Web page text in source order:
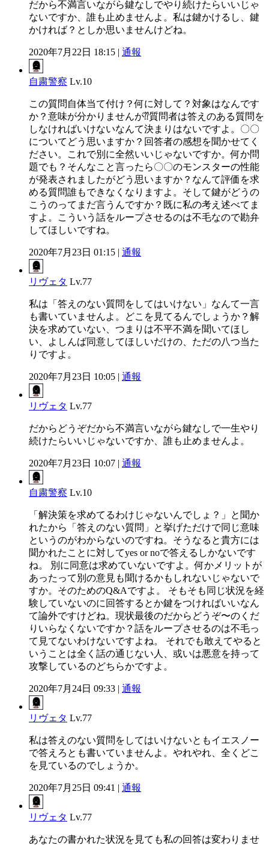
だから不満言いながら鍵なしでやり続けたらいいじゃ
ないですか、誰も止めませんよ。私は鍵かけるし、鍵
かければ？としか思いませんけどね。
2020年7月22日 18:15 | 通報
自粛警察 Lv.10
この質問自体当て付け？何に対して？対象はなんです
か？意味が分かりませんが⁇質問者は答えのある質問を
しなければいけないなんて決まりはないですよ。〇〇
についてどう思いますか？回答者の感想を聞かせてく
ださい。これで別に全然いいじゃないですか。何か問
題でも？そんなこと言ったら〇〇のモンスターの性能
が発表されましたがどう思いますか？なんて評価を求
める質問誰もできなくなりますよ。そして鍵がどうの
こうのってまだ言うんですか？既に私の考え述べてま
すよ。こういう話をループさせるのは不毛なので勘弁
してほしいですね。
2020年7月23日 01:15 | 通報
リヴェタ Lv.77
私は「答えのない質問をしてはいけない」なんて一言
も書いていませんよ。どこを見てるんでしょうか？解
決を求めていない、つまりは不平不満を聞いてほし
い、よしんば同意してほしいだけの、ただの八つ当た
りですよ。
2020年7月23日 10:05 | 通報
リヴェタ Lv.77
だからどうぞだから不満言いながら鍵なしで一生やり
続けたらいいじゃないですか、誰も止めませんよ。
2020年7月23日 10:07 | 通報
自粛警察 Lv.10
「解決策を求めてるわけじゃないんでしょ？」と聞か
れたから「答えのない質問」と挙げただけで同じ意味
というのがわからないのですね。そうなると貴方には
聞かれたことに対してyes or noで答えるしかないです
ね。 別に同意は求めていないですよ。何かメリットが
あったって別の意見も聞けるかもしれないじゃないで
すか。そのためのQ&Aですよ。 そもそも同じ状況を経
験していないのに回答するとか鍵をつければいいなん
て論外ですけどね。現状最後のだからどうぞ〜のくだ
りいらなくないですか？話をループさせるのは不毛っ
て見てないわけないですよね。 それでも敢えてやると
いうことは全く話の通じない人、或いは悪意を持って
攻撃しているのどちらかですよ。
2020年7月24日 09:33 | 通報
リヴェタ Lv.77
私は答えのない質問をしてはいけないともイエスノー
で答えろとも書いていませんよ。やれやれ、全くどこ
を見ているのでしょうか。
2020年7月25日 09:41 | 通報
リヴェタ Lv.77
あなたの書かれた状況を見ても私の回答は変わりませ